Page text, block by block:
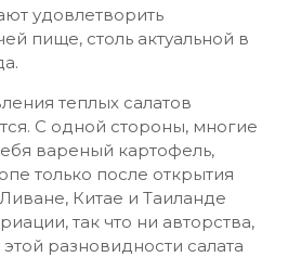
удовлетворить
пище, столь актуальной в
теплых салатов
С одной стороны, многие
вареный картофель,
только после открытия
Китае и Таиланде
так что ни авторства,
разновидности салата